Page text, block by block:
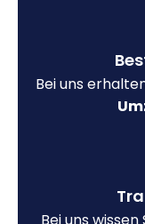
Bei uns
Bei uns wissen